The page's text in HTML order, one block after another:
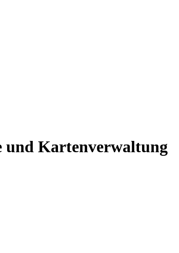
Kartenverwaltung